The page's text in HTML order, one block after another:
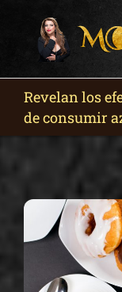
Revelan los
de consumir